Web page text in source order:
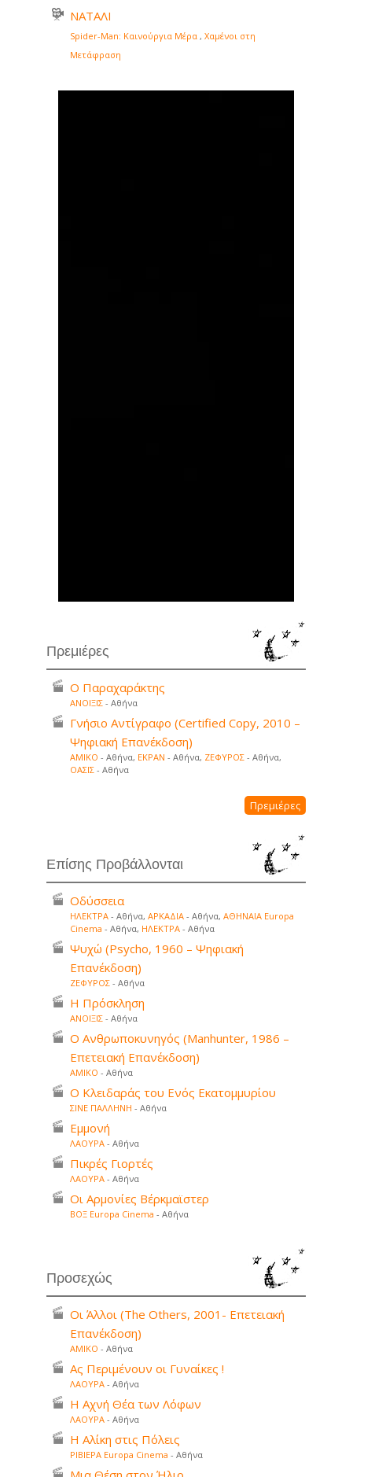
ΝΑΤΑΛΙ
Spider-Man: Καινούργια Μέρα , Χαμένοι στη
Μετάφραση
Πρεμιέρες
Ο Παραχαράκτης
ΑΝΟΙΞΙΣ - Αθήνα
Γνήσιο Αντίγραφο (Certified Copy, 2010 –
Ψηφιακή Επανέκδοση)
ΑΜΙΚΟ - Αθήνα, ΕΚΡΑΝ - Αθήνα, ΖΕΦΥΡΟΣ - Αθήνα,
ΟΑΣΙΣ - Αθήνα
Πρεμιέρες
Επίσης Προβάλλονται
Οδύσσεια
ΗΛΕΚΤΡΑ - Αθήνα, ΑΡΚΑΔΙΑ - Αθήνα, ΑΘΗΝΑΙΑ Europa
Cinema - Αθήνα, ΗΛΕΚΤΡΑ - Αθήνα
Ψυχώ (Psycho, 1960 – Ψηφιακή
Επανέκδοση)
ΖΕΦΥΡΟΣ - Αθήνα
Η Πρόσκληση
ΑΝΟΙΞΙΣ - Αθήνα
Ο Ανθρωποκυνηγός (Manhunter, 1986 –
Επετειακή Επανέκδοση)
ΑΜΙΚΟ - Αθήνα
Ο Κλειδαράς του Ενός Εκατομμυρίου
ΣΙΝΕ ΠΑΛΛΗΝΗ - Αθήνα
Εμμονή
ΛΑΟΥΡΑ - Αθήνα
Πικρές Γιορτές
ΛΑΟΥΡΑ - Αθήνα
Οι Αρμονίες Βέρκμαϊστερ
ΒΟΞ Europa Cinema - Αθήνα
Προσεχώς
Οι Άλλοι (The Others, 2001- Επετειακή
Επανέκδοση)
ΑΜΙΚΟ - Αθήνα
Ας Περιμένουν οι Γυναίκες !
ΛΑΟΥΡΑ - Αθήνα
Η Αχνή Θέα των Λόφων
ΛΑΟΥΡΑ - Αθήνα
Η Αλίκη στις Πόλεις
ΡΙΒΙΕΡΑ Europa Cinema - Αθήνα